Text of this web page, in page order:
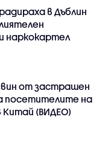
в Дъблин
наркокартел
от застрашен
посетителите на
Китай (ВИДЕО)